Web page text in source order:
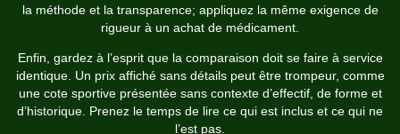
la méthode et la transparence; appliquez la même exigence de
rigueur à un achat de médicament.
Enfin, gardez à l’esprit que la comparaison doit se faire à service
identique. Un prix affiché sans détails peut être trompeur, comme
une cote sportive présentée sans contexte d’effectif, de forme et
d’historique. Prenez le temps de lire ce qui est inclus et ce qui ne
l’est pas.